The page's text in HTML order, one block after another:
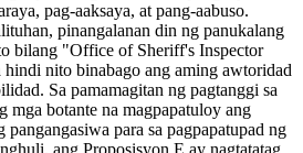
pag-aaksaya, at pang-aabuso.
pinangalanan din ng panukalang
bilang "Office of Sheriff's Inspector
nito binabago ang aming awtoridad
Sa pamamagitan ng pagtanggi sa
botante na magpapatuloy ang
pangangasiwa para sa pagpapatupad ng
ang Proposisyon E ay nagtatatag